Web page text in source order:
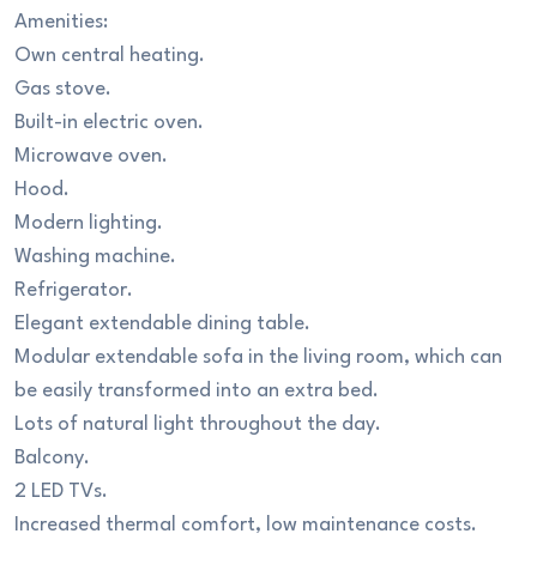
Amenities:
Own central heating.
Gas stove.
Built-in electric oven.
Microwave oven.
Hood.
Modern lighting.
Washing machine.
Refrigerator.
Elegant extendable dining table.
Modular extendable sofa in the living room, which can
be easily transformed into an extra bed.
Lots of natural light throughout the day.
Balcony.
2 LED TVs.
Increased thermal comfort, low maintenance costs.